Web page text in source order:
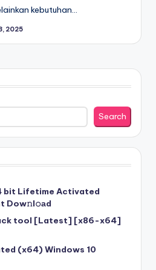
kebutuhan…
2025
Search
bit Lifetime Activated
Dow𝚗l𝚘аd
tool [Latest] [x86-x64]
(x64) Windows 10